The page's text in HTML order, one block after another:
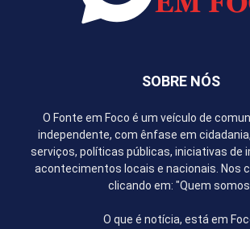
SOBRE NÓS
O Fonte em Foco é um veículo de
independente, com ênfase em
serviços, políticas públicas, iniciativas de
acontecimentos locais e nacionais. Nos
clicando em: "Quem
O que é notícia, está em